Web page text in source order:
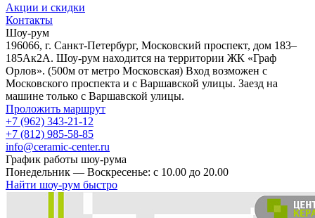
Акции и скидки
Контакты
Шоу-рум
196066, г. Санкт-Петербург, Московский проспект, дом 183–
185Ак2А. Шоу-рум находится на территории ЖК «Граф
Орлов». (500м от метро Московская) Вход возможен с
Московского проспекта и с Варшавской улицы. Заезд на
машине только с Варшавской улицы.
Проложить маршрут
+7 (962) 343-21-12
+7 (812) 985-58-85
info@ceramic-center.ru
График работы шоу-рума
Понедельник — Воскресенье: с 10.00 до 20.00
Найти шоу-рум быстро